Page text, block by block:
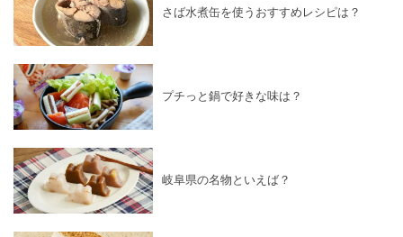
さば水煮缶を使うおすすめレシピは？
プチっと鍋で好きな味は？
岐阜県の名物といえば？